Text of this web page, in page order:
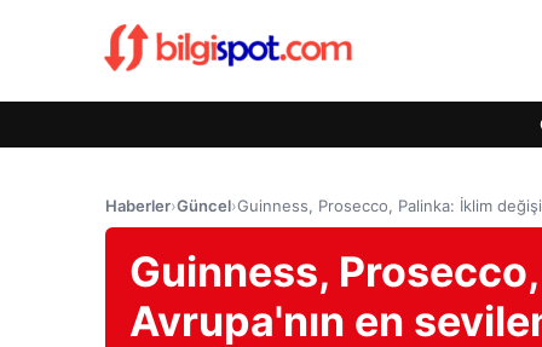
Haberler›Güncel›Guinness, Prosecco, Palinka: İklim
Guinness,
Avrupa'nın en